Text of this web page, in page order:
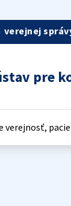
verejnej
pre
verejnosť,